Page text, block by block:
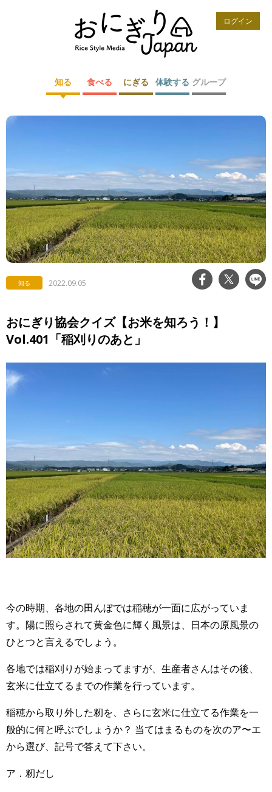
ログイン
知る 食べる にぎる 体験する グループ
知る 2022.09.05
おにぎり協会クイズ【お米を知ろう！】
Vol.401「稲刈りのあと」
今の時期、各地の田んぼでは稲穂が一面に広がっていま
す。陽に照らされて黄金色に輝く風景は、日本の原風景の
ひとつと言えるでしょう。
各地では稲刈りが始まってますが、生産者さんはその後、
玄米に仕立てるまでの作業を行っています。
稲穂から取り外した籾を、さらに玄米に仕立てる作業を一
般的に何と呼ぶでしょうか？ 当てはまるものを次のア〜エ
から選び、記号で答えて下さい。
ア．籾だし